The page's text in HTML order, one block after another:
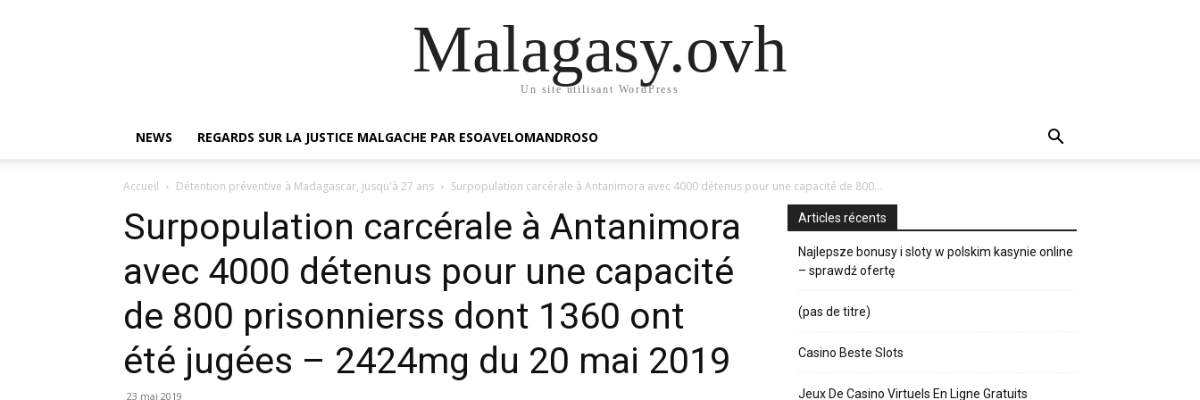
Malagasy.ovh
Un site utilisant WordPress
NEWS REGARDS SUR LA JUSTICE MALGACHE PAR ESOAVELOMANDROSO
Accueil Détention préventive à Madagascar, jusqu'à 27 ans Surpopulation carcérale à Antanimora avec 4000 détenus pour une capacité de 800...
Surpopulation carcérale à Antanimora
avec 4000 détenus pour une capacité
de 800 prisonnierss dont 1360 ont
été jugées – 2424mg du 20 mai 2019
23 mai 2019
Articles récents
Najlepsze bonusy i sloty w polskim kasynie online
– sprawdź ofertę
(pas de titre)
Casino Beste Slots
Jeux De Casino Virtuels En Ligne Gratuits